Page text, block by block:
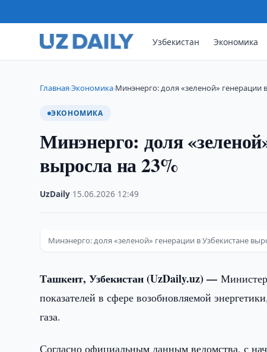
Узбекистан Экономика
Главная›Экономика›Минэнерго: доля «зеленой» генерации
ЭКОНОМИКА
Минэнерго: доля
выросла на 23%
UzDaily 15.06.2026 12:49
Минэнерго: доля «зеленой» генерации в Узбекистане
Ташкент, Узбекистан (UzDaily.uz) —
показателей в сфере возобновляемой
газа.
Согласно официальным данным ведомства, с